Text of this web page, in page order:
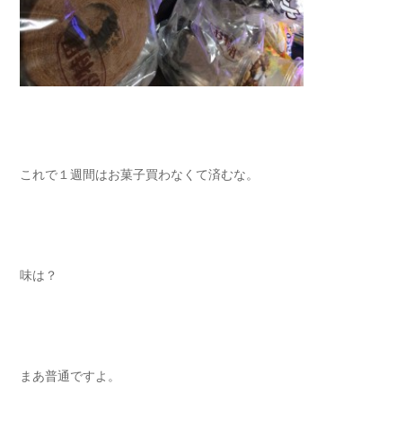
これで１週間はお菓子買わなくて済むな。
味は？
まあ普通ですよ。